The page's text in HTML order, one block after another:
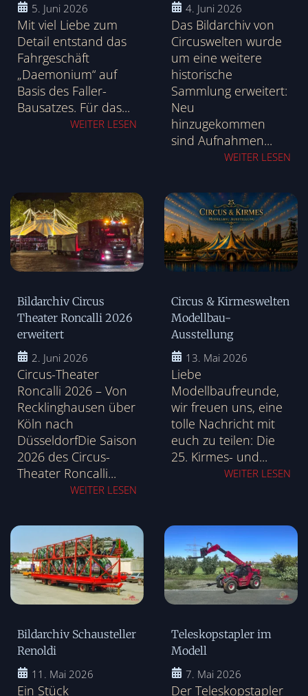
5. Juni 2026
Mit viel Liebe zum
Detail entstand das
Fahrgeschäft
„Daemonium“ auf
Basis des Faller-
Bausatzes. Für das...
WEITER LESEN
4. Juni 2026
Das Bildarchiv von
Circuswelten wurde
um eine weitere
historische
Sammlung erweitert:
Neu
hinzugekommen
sind Aufnahmen...
WEITER LESEN
Bildarchiv Circus
Theater Roncalli 2026
erweitert
2. Juni 2026
Circus-Theater
Roncalli 2026 – Von
Recklinghausen über
Köln nach
DüsseldorfDie Saison
2026 des Circus-
Theater Roncalli...
WEITER LESEN
Circus & Kirmeswelten
Modellbau-
Ausstellung
13. Mai 2026
Liebe
Modellbaufreunde,
wir freuen uns, eine
tolle Nachricht mit
euch zu teilen: Die
25. Kirmes- und...
WEITER LESEN
Bildarchiv Schausteller
Renoldi
11. Mai 2026
Ein Stück
Teleskopstapler im
Modell
7. Mai 2026
Der Teleskopstapler